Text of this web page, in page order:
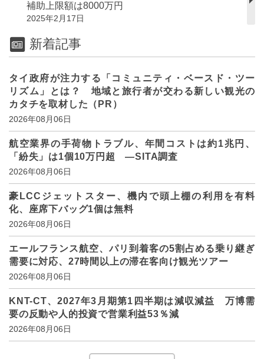
補助上限額は8000万円
2025年2月17日
新着記事
タイ政府が注力する「コミュニティ・ベースド・ツー
リズム」とは？ 地域と旅行者が交わる新しい観光の
カタチを取材した（PR）
2026年08月06日
航空業界の手荷物トラブル、年間コストは約1兆円、
「紛失」は1個10万円超 ―SITA調査
2026年08月06日
豪LCCジェットスター、機内で頭上棚の利用を有料
化、座席下バッグ1個は無料
2026年08月06日
エールフランス航空、パリ到着客の5割占める乗り継ぎ
需要に対応、27時間以上の滞在客向け観光ツアー
2026年08月06日
KNT-CT、2027年3月期第1四半期は減収減益 万博需
要の反動や人的投資で営業利益53％減
2026年08月06日